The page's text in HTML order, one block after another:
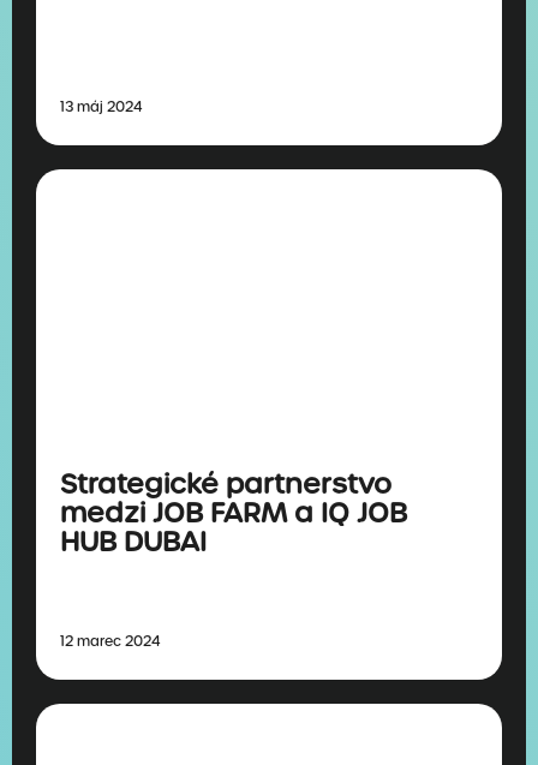
13 máj 2024
Strategické partnerstvo
medzi JOB FARM a IQ JOB
HUB DUBAI
12 marec 2024